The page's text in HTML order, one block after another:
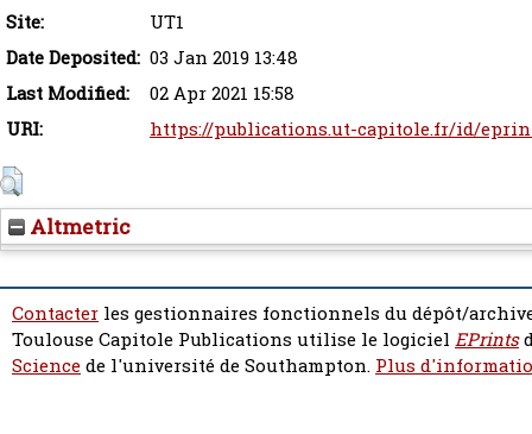
Site:
UT1
Date Deposited: 03 Jan 2019 13:48
Last Modified:
02 Apr 2021 15:58
URI:
https://publications.ut-capitole.fr/id/
Altmetric
Contacter les gestionnaires fonctionnels du dépôt/
Toulouse Capitole Publications utilise le logiciel EPrints
Sciencede l'université de Southampton. Plus